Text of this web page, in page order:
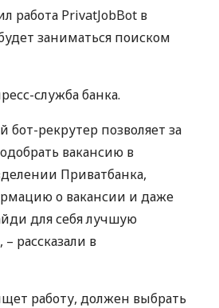
работа PrivatJobBot в
заниматься поиском
служба банка.
бот-рекрутер позволяет за
вакансию в
Приватбанка,
о вакансии и даже
для себя лучшую
рассказали в
работу, должен выбрать